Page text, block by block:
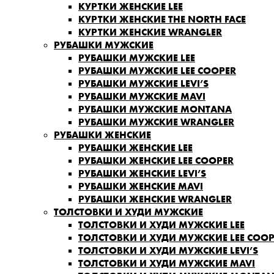
КУРТКИ ЖЕНСКИЕ LEE
КУРТКИ ЖЕНСКИЕ THE NORTH FACE
КУРТКИ ЖЕНСКИЕ WRANGLER
РУБАШКИ МУЖСКИЕ
РУБАШКИ МУЖСКИЕ LEE
РУБАШКИ МУЖСКИЕ LEE COOPER
РУБАШКИ МУЖСКИЕ LEVI’S
РУБАШКИ МУЖСКИЕ MAVI
РУБАШКИ МУЖСКИЕ MONTANA
РУБАШКИ МУЖСКИЕ WRANGLER
РУБАШКИ ЖЕНСКИЕ
РУБАШКИ ЖЕНСКИЕ LEE
РУБАШКИ ЖЕНСКИЕ LEE COOPER
РУБАШКИ ЖЕНСКИЕ LEVI’S
РУБАШКИ ЖЕНСКИЕ MAVI
РУБАШКИ ЖЕНСКИЕ WRANGLER
ТОЛСТОВКИ И ХУДИ МУЖСКИЕ
ТОЛСТОВКИ И ХУДИ МУЖСКИЕ LEE
ТОЛСТОВКИ И ХУДИ МУЖСКИЕ LEE
ТОЛСТОВКИ И ХУДИ МУЖСКИЕ LEVI’S
ТОЛСТОВКИ И ХУДИ МУЖСКИЕ MAVI